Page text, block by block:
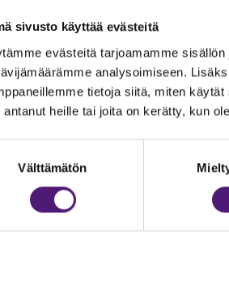
sivusto käyttää evästeitä
evästeitä tarjoamamme
analysoimiseen.
tietoja siitä, miten
antanut heille tai joita on kerätty, kun
Välttämätön
MAJOITUS
020 755